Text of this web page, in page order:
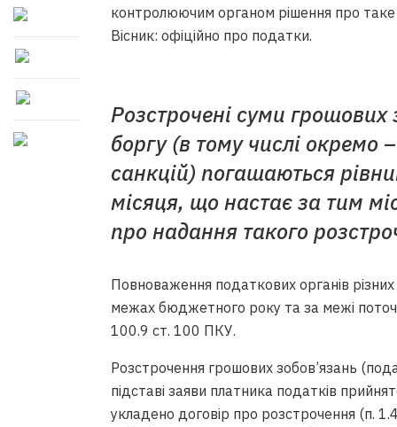
контролюючим органом рішення про
Вісник: офіційно про податки.
Розстрочені суми грошових
боргу (в тому числі
санкцій) погашаються
місяця, що настає за тим
про надання такого
Повноваження податкових органів
межах бюджетного року та за межі
100.9 ст. 100 ПКУ.
Розстрочення грошових зобов’язань
підставі заяви платника податків
укладено договір про розстрочення (п.